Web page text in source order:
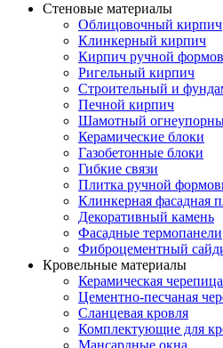
Стеновые материалы
Облицовочный кирпич
Клинкерный кирпич
Кирпич ручной
Ригельный кирпич
Строительный и
Печной кирпич
Шамотный
Керамические блоки
Газобетонные блоки
Гибкие связи
Плитка ручной
Клинкерная фасадная
Декоративный камень
Фасадные термопанели
Фиброцементный
Кровельные материалы
Керамическая черепица
Цементно-песчаная
Сланцевая кровля
Комплектующие для
Мансардные окна